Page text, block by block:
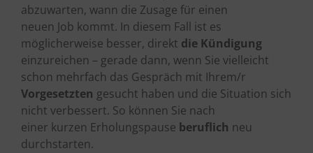
abzuwarten, wann die Zusage für einen
neuen Job kommt. In diesem Fall ist es
möglicherweise besser, direkt die Kündigung
einzureichen – gerade dann, wenn Sie vielleicht
schon mehrfach das Gespräch mit Ihrem/r
Vorgesetzten gesucht haben und die Situation sich
nicht verbessert. So können Sie nach
einer kurzen Erholungspause beruflich neu
durchstarten.